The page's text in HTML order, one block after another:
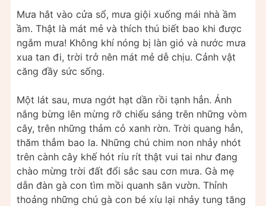
Mưa hắt vào cửa sổ, mưa giội xuống mái nhà ầm
ầm. Thật là mát mẻ và thích thú biết bao khi được
ngắm mưa! Không khí nóng bị làn gió và nước mưa
xua tan đi, trời trở nên mát mẻ dễ chịu. Cảnh vật
căng đầy sức sống.
Một lát sau, mưa ngớt hạt dần rồi tạnh hẳn. Ánh
nắng bừng lên mừng rỡ chiếu sáng trên những vòm
cây, trên những thảm cỏ xanh rờn. Trời quang hẳn,
thăm thẳm bao la. Những chú chim non nhảy nhót
trên cành cây khế hót ríu rít thật vui tai như đang
chào mừng trời đất đổi sắc sau cơn mưa. Gà mẹ
dẫn đàn gà con tìm mồi quanh sân vườn. Thỉnh
thoảng những chú gà con bé xíu lại nhảy tung tăng